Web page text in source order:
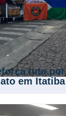
luta por
em Itatiba